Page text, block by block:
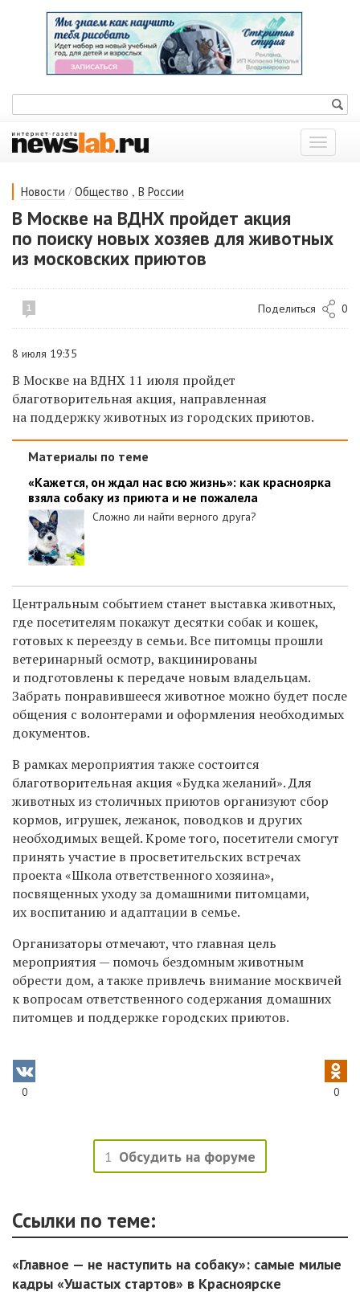
Показать
меню
Новости / Общество , В России
В Москве на ВДНХ пройдет акция
по поиску новых хозяев для животных
из московских приютов
1 Поделиться 0
8 июля 19:35
В Москве на ВДНХ 11 июля пройдет
благотворительная акция, направленная
на поддержку животных из городских приютов.
Материалы по теме
«Кажется, он ждал нас всю жизнь»: как красноярка
взяла собаку из приюта и не пожалела
Сложно ли найти верного друга?
Центральным событием станет выставка животных,
где посетителям покажут десятки собак и кошек,
готовых к переезду в семьи. Все питомцы прошли
ветеринарный осмотр, вакцинированы
и подготовлены к передаче новым владельцам.
Забрать понравившееся животное можно будет после
общения с волонтерами и оформления необходимых
документов.
В рамках мероприятия также состоится
благотворительная акция «Будка желаний». Для
животных из столичных приютов организуют сбор
кормов, игрушек, лежанок, поводков и других
необходимых вещей. Кроме того, посетители смогут
принять участие в просветительских встречах
проекта «Школа ответственного хозяина»,
посвященных уходу за домашними питомцами,
их воспитанию и адаптации в семье.
Организаторы отмечают, что главная цель
мероприятия — помочь бездомным животным
обрести дом, а также привлечь внимание москвичей
к вопросам ответственного содержания домашних
питомцев и поддержке городских приютов.
0 0
1 Обсудить на форуме
Ссылки по теме:
«Главное — не наступить на собаку»: самые милые
кадры «Ушастых стартов» в Красноярске